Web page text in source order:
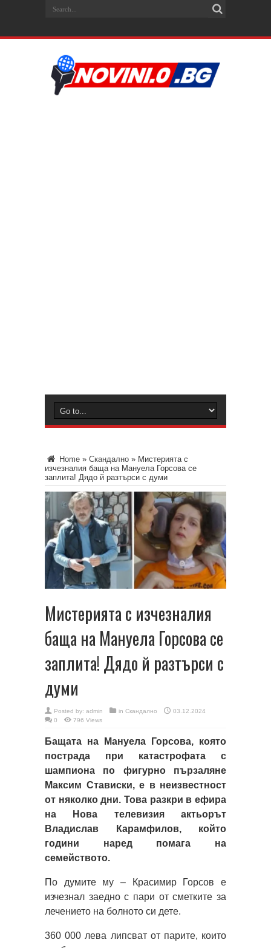
Home » Скандално » Мистерията с
изчезналия баща на Мануела Горсова се
заплита! Дядо й разтърси с думи
Мистерията с изчезналия
баща на Мануела Горсова се
заплита! Дядо й разтърси с
думи
Posted by: admin in Скандално
03.12.2024
0
796 Views
Бащата на Мануела Горсова, която
пострада при катастрофата с
шампиона по фигурно пързаляне
Максим Стависки, е в неизвестност
от няколко дни. Това разкри в ефира
на Нова телевизия актьорът
Владислав Карамфилов, който
години наред помага на
семейството.
По думите му – Красимир Горсов е
изчезнал заедно с пари от сметките за
лечението на болното си дете.
360 000 лева липсват от парите, които